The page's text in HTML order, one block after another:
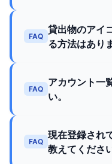
FAQ
貸出物のアイ
る方法はあり
FAQ
アカウント一
い。
FAQ
現在登録され
教えてください